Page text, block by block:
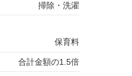
掃除・洗濯
保育料
合計金額の1.5倍